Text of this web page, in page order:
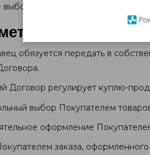
выбор отдельных позиций из
Договора
обязуется передать в
Договор регулирует куплю-
выбор Покупателем
оформление
заказа,